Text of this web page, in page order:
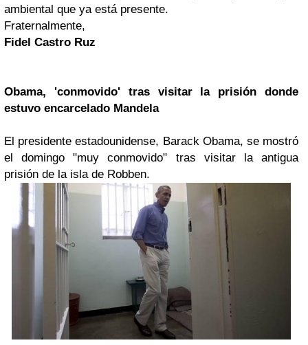
ambiental que ya está presente.
Fraternalmente,
Fidel Castro Ruz
Obama, 'conmovido' tras visitar la prisión donde
estuvo encarcelado Mandela
El presidente estadounidense, Barack Obama, se mostró
el domingo "muy conmovido" tras visitar la antigua
prisión de la isla de Robben.